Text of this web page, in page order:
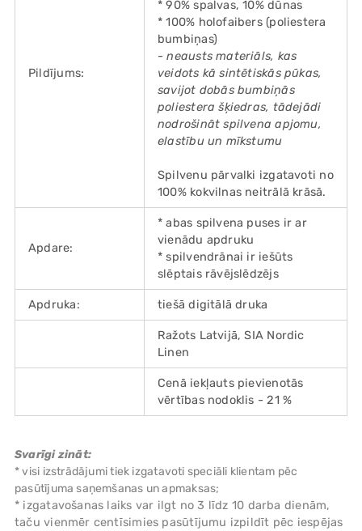
Pildījums:
* 90% spalvas, 10% dūnas
* 100% holofaibers (poliestera
bumbiņas)
- neausts materiāls, kas
veidots kā sintētiskās pūkas,
savijot dobās bumbiņās
poliestera šķiedras, tādejādi
nodrošināt spilvena apjomu,
elastību un mīkstumu
Spilvenu pārvalki izgatavoti no
100% kokvilnas neitrālā krāsā.
Apdare:
* abas spilvena puses ir ar
vienādu apdruku
* spilvendrānai ir iešūts
slēptais rāvējslēdzējs
Apdruka: tiešā digitālā druka
Ražots Latvijā, SIA Nordic
Linen
Cenā iekļauts pievienotās
vērtības nodoklis - 21 %
Svarīgi zināt:
* visi izstrādājumi tiek izgatavoti speciāli klientam pēc
pasūtījuma saņemšanas un apmaksas;
* izgatavošanas laiks var ilgt no 3 līdz 10 darba dienām,
taču vienmēr centīsimies pasūtījumu izpildīt pēc iespējas